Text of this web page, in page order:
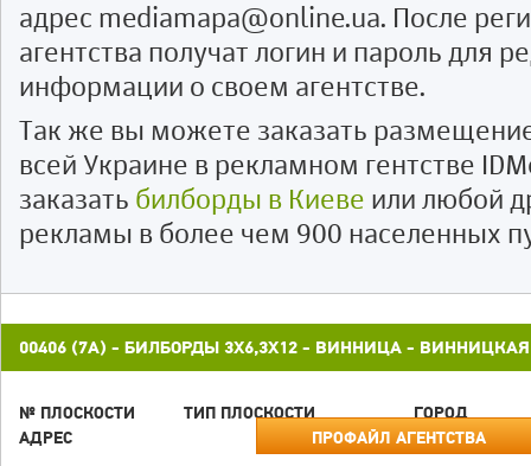
адрес mediamapa@online.ua. После
агентства получат логин и пароль для
информации о своем агентстве.
Так же вы можете заказать
всей Украине в рекламном гентстве
заказать билборды в Киеве или любой
рекламы в более чем 900 населенных
00406 (7А) - БИЛБОРДЫ 3X6,3X12 - ВИННИЦА -
№ ПЛОСКОСТИ ТИП ПЛОСКОСТИ
ГОРОД
АДРЕС
ПРОФАЙЛ АГЕНТСТВА